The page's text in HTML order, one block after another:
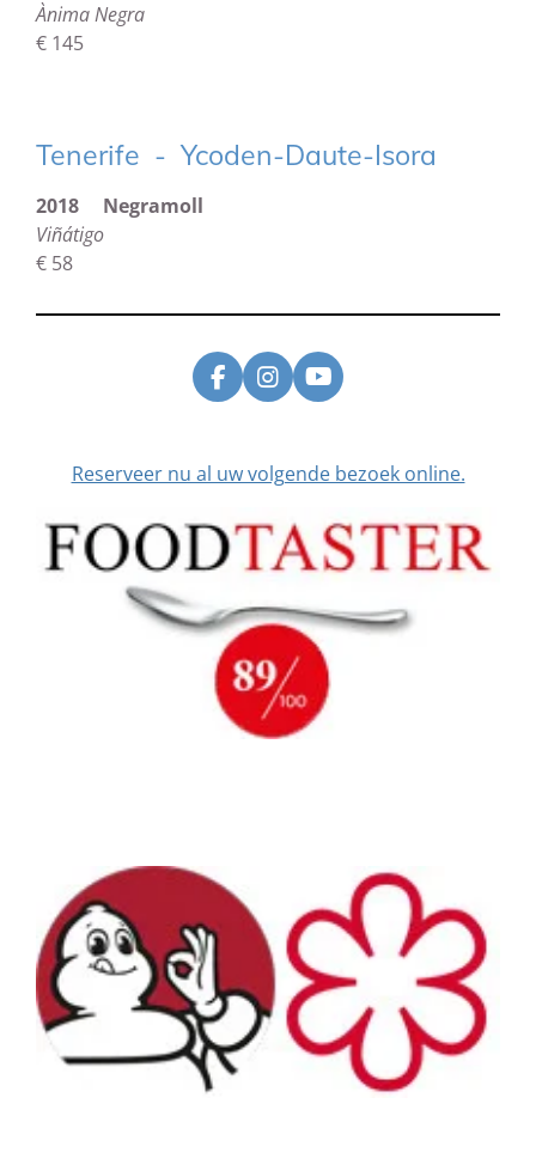
Ànima Negra
€ 145
Tenerife - Ycoden-Daute-Isora
2018 Negramoll
Viñátigo
€ 58
F
a
b
o
k
I
n
a
r
a
m
Y
o
u
e
Reserveer nu al uw volgende bezoek online.